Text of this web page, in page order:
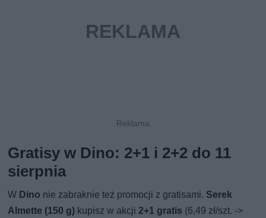
Gratisy w Dino: 2+1 i 2+2 do 11
sierpnia
W Dino nie zabraknie też promocji z gratisami. Serek
Almette (150 g) kupisz w akcji2+1 gratis (6,49 zł/szt. ->